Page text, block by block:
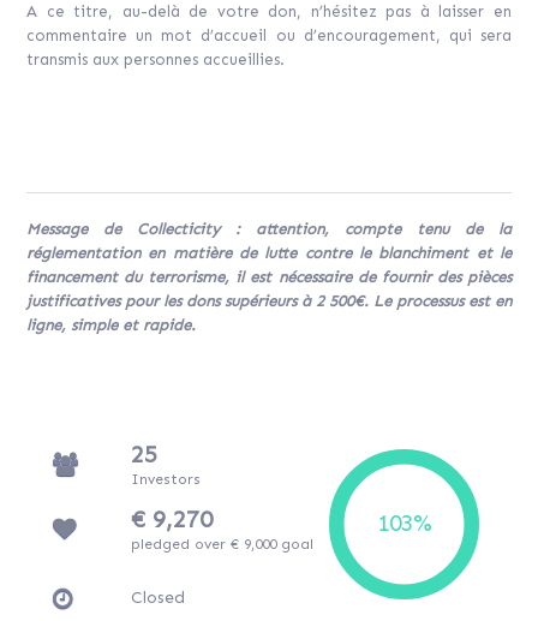
A ce titre, au-delà de votre don, n’hésitez pas à laisser en
commentaire un mot d’accueil ou d’encouragement, qui sera
transmis aux personnes accueillies.
Message de Collecticity : attention, compte tenu de la
réglementation en matière de lutte contre le blanchiment et le
financement du terrorisme, il est nécessaire de fournir des pièces
justificatives pour les dons supérieurs à 2 500€. Le processus est en
ligne, simple et rapide.
25
Investors
€ 9,270
pledged over € 9,000 goal
Closed